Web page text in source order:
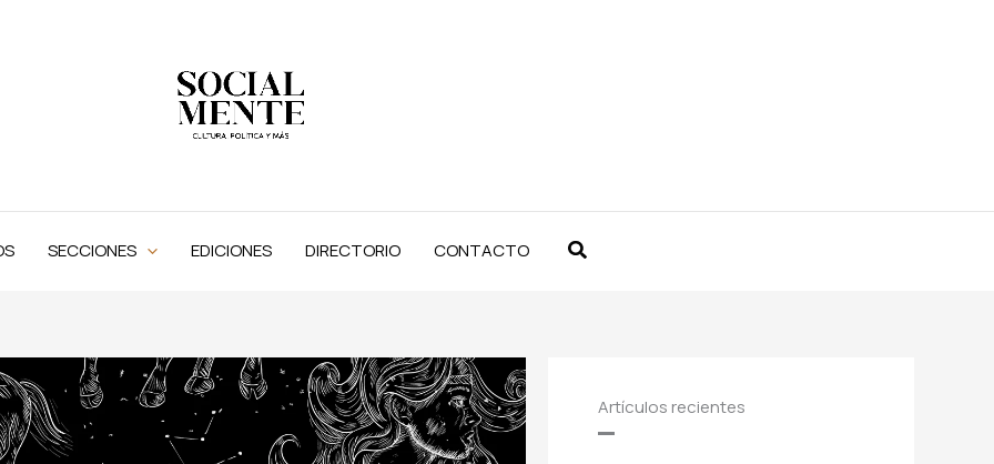
SECCIONES EDICIONES DIRECTORIO CONTACTO Buscar
Artículos recientes